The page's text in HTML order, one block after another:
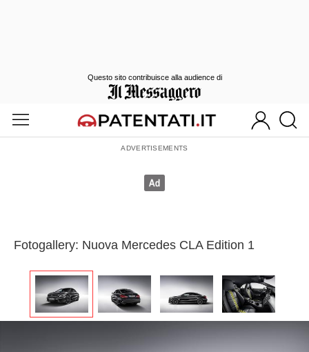
Fotogallery: Nuova Mercedes CLA Edition 1
Questo sito contribuisce alla audience di